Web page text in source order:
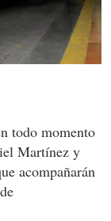
todo momento
Martínez y
acompañarán